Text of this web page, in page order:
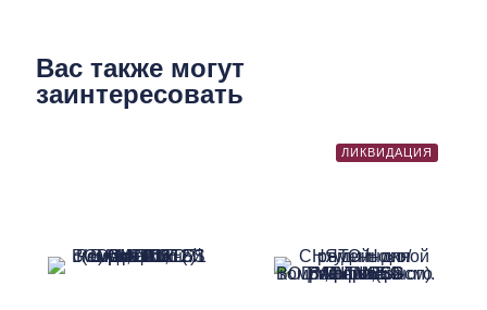
Вас также могут
заинтересовать
ЛИКВИДАЦИЯ